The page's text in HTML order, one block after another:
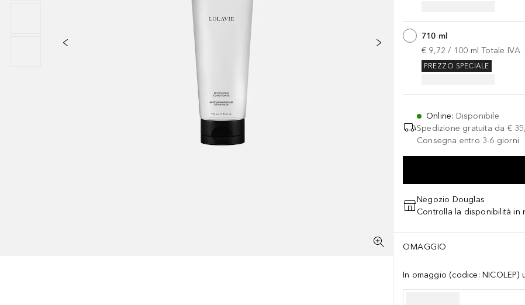
710 ml
€ 9,72 / 100 ml Totale IVA
PREZZO SPECIALE
Online: Disponibile
Spedizione gratuita da €
Consegna entro 3-6 giorni
Negozio Douglas
Controlla la disponibilità in
OMAGGIO
In omaggio (codice: